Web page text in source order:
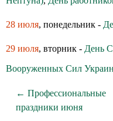
28 июля, понедельник -
29 июля, вторник - День
Вооруженных Сил
← Профессиональные
праздники июня